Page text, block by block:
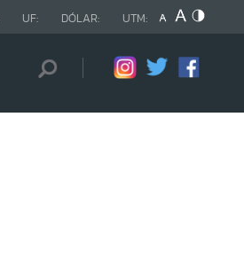
UF: DÓLAR: UTM: